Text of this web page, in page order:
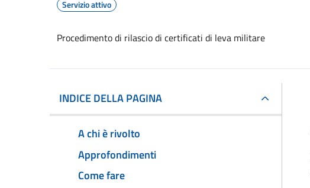
Servizio attivo
Procedimento di rilascio di certificati di leva militare
INDICE DELLA PAGINA
A chi è rivolto
Approfondimenti
Come fare